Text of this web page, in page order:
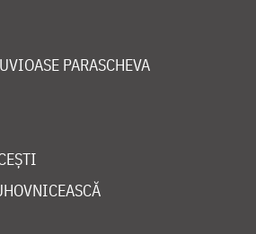
PARASCHEVA